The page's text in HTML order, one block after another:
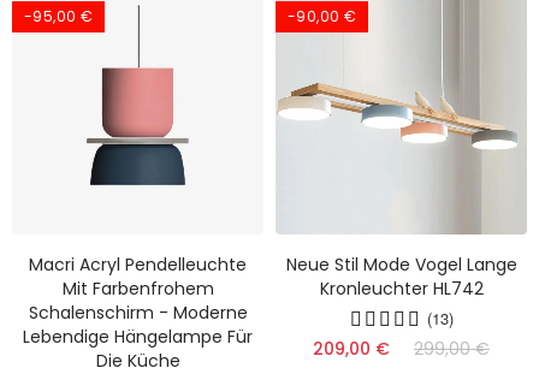
-95,00 €
Macri Acryl Pendelleuchte
Mit Farbenfrohem
Schalenschirm - Moderne
Lebendige Hängelampe Für
Die Küche
-90,00 €
Neue Stil Mode Vogel Lange
Kronleuchter HL742
(13)
209,00 € 299,00 €